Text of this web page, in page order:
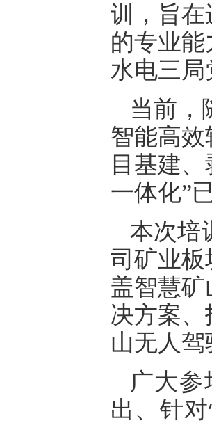
训，旨
的专业
水电三
当前，
智能高
目基建
一体化”
本次培
司矿业
盖智慧
决方案
山无人
广大
出、针